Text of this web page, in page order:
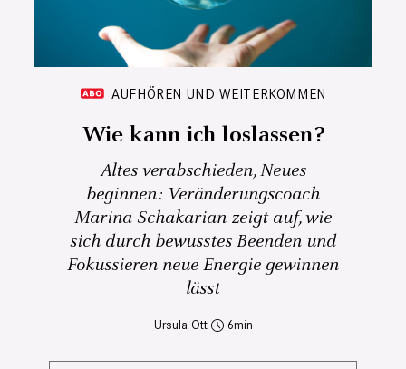
AUFHÖREN UND WEITERKOMMEN
Wie kann ich loslassen?
Altes verabschieden, Neues
beginnen: Veränderungscoach
Marina Schakarian zeigt auf, wie
sich durch bewusstes Beenden und
Fokussieren neue Energie gewinnen
lässt
Ursula Ott 6